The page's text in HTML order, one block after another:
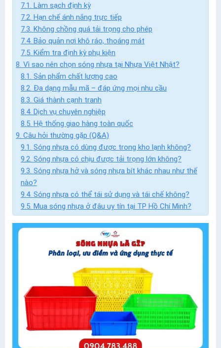
7.1. Làm sạch định kỳ
7.2. Hạn chế ánh nắng trực tiếp
7.3. Không chồng quá tải trọng cho phép
7.4. Bảo quản nơi khô ráo, thoáng mát
7.5. Kiểm tra định kỳ phụ kiện
8. Vì sao nên chọn sóng nhựa tại Nhựa Việt Nhật?
8.1. Sản phẩm chất lượng cao
8.2. Đa dạng mẫu mã – đáp ứng mọi nhu cầu
8.3. Giá thành cạnh tranh
8.4. Dịch vụ chuyên nghiệp
8.5. Hệ thống giao hàng toàn quốc
9. Câu hỏi thường gặp (Q&A)
9.1. Sóng nhựa có dùng được trong kho lạnh không?
9.2. Sóng nhựa có chịu được tải trọng lớn không?
9.3. Sóng nhựa hở và sóng nhựa bít khác nhau như thế
nào?
9.4. Sóng nhựa có thể tái sử dụng và tái chế không?
9.5. Mua sóng nhựa ở đâu uy tín tại TP Hồ Chí Minh?